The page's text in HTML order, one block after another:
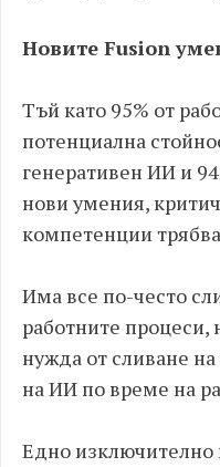
Новите Fusion
Тъй като 95% от
потенциална
генеративен ИИ и
нови умения,
компетенции
Има все по-често
работните
нужда от сливане
на ИИ по време на
Едно изключително